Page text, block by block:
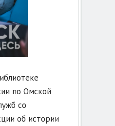
по Омской
со
об истории